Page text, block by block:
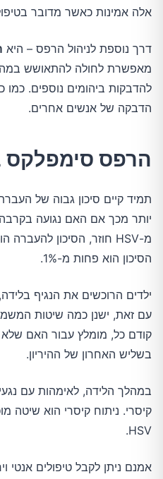
אלה אמינות כאשר מדובר
דרך נוספת לניהול הרפס – היא
מאפשרת לחולה להתאושש
להדבקות ביהומים נוספים. כמו
הדבקה של אנשים אחרים.
הרפס סימפלקס
יותר מכך אם האם נגועה
הסיכון הוא פחות מ-1%.
ילדים הרוכשים את הנגיף
עם זאת, ישנן כמה שיטות
קודם כל, מומלץ עבור האם שלא
בשליש האחרון של ההיריון.
במהלך הלידה, לאימהות עם
קיסרי. ניתוח קיסרי הוא שיטה
HSV.
אמנם ניתן לקבל טיפולים אנטי